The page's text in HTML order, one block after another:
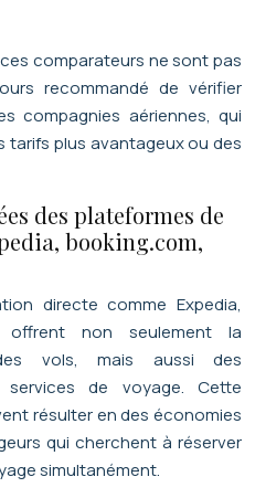
comparateurs ne sont pas
recommandé de vérifier
compagnies aériennes, qui
plus avantageux ou des
des plateformes de
booking.com,
directe comme Expedia,
offrent non seulement la
vols, mais aussi des
services de voyage. Cette
résulter en des économies
qui cherchent à réserver
simultanément.